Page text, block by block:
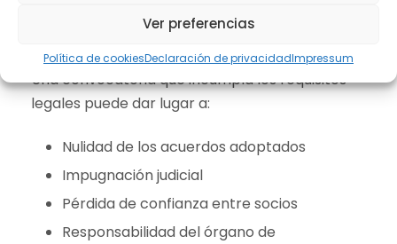
Ver preferencias
Política de cookiesDeclaración de privacidadImpressum
Riesgos de una convocatoria defectuosa
Una convocatoria que incumpla los requisitos
legales puede dar lugar a:
Nulidad de los acuerdos adoptados
Impugnación judicial
Pérdida de confianza entre socios
Responsabilidad del órgano de